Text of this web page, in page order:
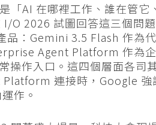
「AI 在哪裡工作、誰在管
O 2026 試圖回答這三個問
品：Gemini 3.5 Flash 作為
Agent Platform 作為
操作入口。這四個層面各司
連接時，Google 強
作。